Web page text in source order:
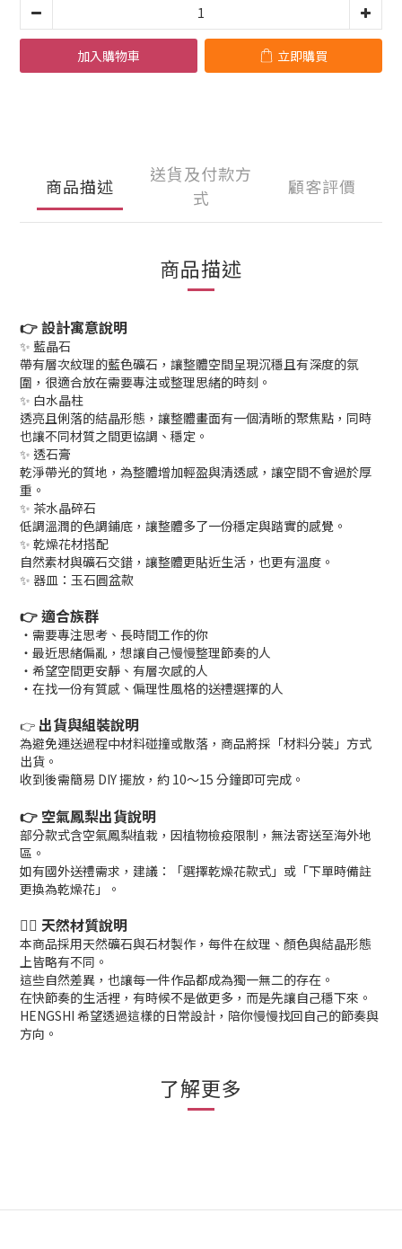
加入購物車 立即購買
商品描述
送貨及付款方
式
顧客評價
商品描述
👉 設計寓意說明
✨ 藍晶石
帶有層次紋理的藍色礦石，讓整體空間呈現沉穩且有深度的氛
圍，很適合放在需要專注或整理思緒的時刻。
✨ 白水晶柱
透亮且俐落的結晶形態，讓整體畫面有一個清晰的聚焦點，同時
也讓不同材質之間更協調、穩定。
✨ 透石膏
乾淨帶光的質地，為整體增加輕盈與清透感，讓空間不會過於厚
重。
✨ 茶水晶碎石
低調溫潤的色調鋪底，讓整體多了一份穩定與踏實的感覺。
✨ 乾燥花材搭配
自然素材與礦石交錯，讓整體更貼近生活，也更有溫度。
✨ 器皿：玉石圓盆款
👉 適合族群
・需要專注思考、長時間工作的你
・最近思緒偏亂，想讓自己慢慢整理節奏的人
・希望空間更安靜、有層次感的人
・在找一份有質感、偏理性風格的送禮選擇的人
👉 出貨與組裝說明
為避免運送過程中材料碰撞或散落，商品將採「材料分裝」方式
出貨。
收到後需簡易 DIY 擺放，約 10～15 分鐘即可完成。
👉 空氣鳳梨出貨說明
部分款式含空氣鳳梨植栽，因植物檢疫限制，無法寄送至海外地
區。
如有國外送禮需求，建議：「選擇乾燥花款式」或「下單時備註
更換為乾燥花」。
👉🏻 天然材質說明
本商品採用天然礦石與石材製作，每件在紋理、顏色與結晶形態
上皆略有不同。
這些自然差異，也讓每一件作品都成為獨一無二的存在。
在快節奏的生活裡，有時候不是做更多，而是先讓自己穩下來。
HENGSHI 希望透過這樣的日常設計，陪你慢慢找回自己的節奏與
方向。
了解更多